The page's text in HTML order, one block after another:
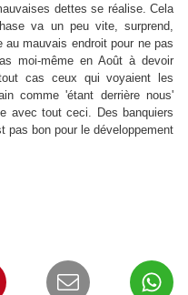
dettes se réalise. Cela
va un peu vite, surprend,
mauvais endroit pour ne pas
moi-même en Août à devoir
cas ceux qui voyaient les
comme 'étant derrière nous'
avec tout ceci. Des banquiers
pas bon pour le développement